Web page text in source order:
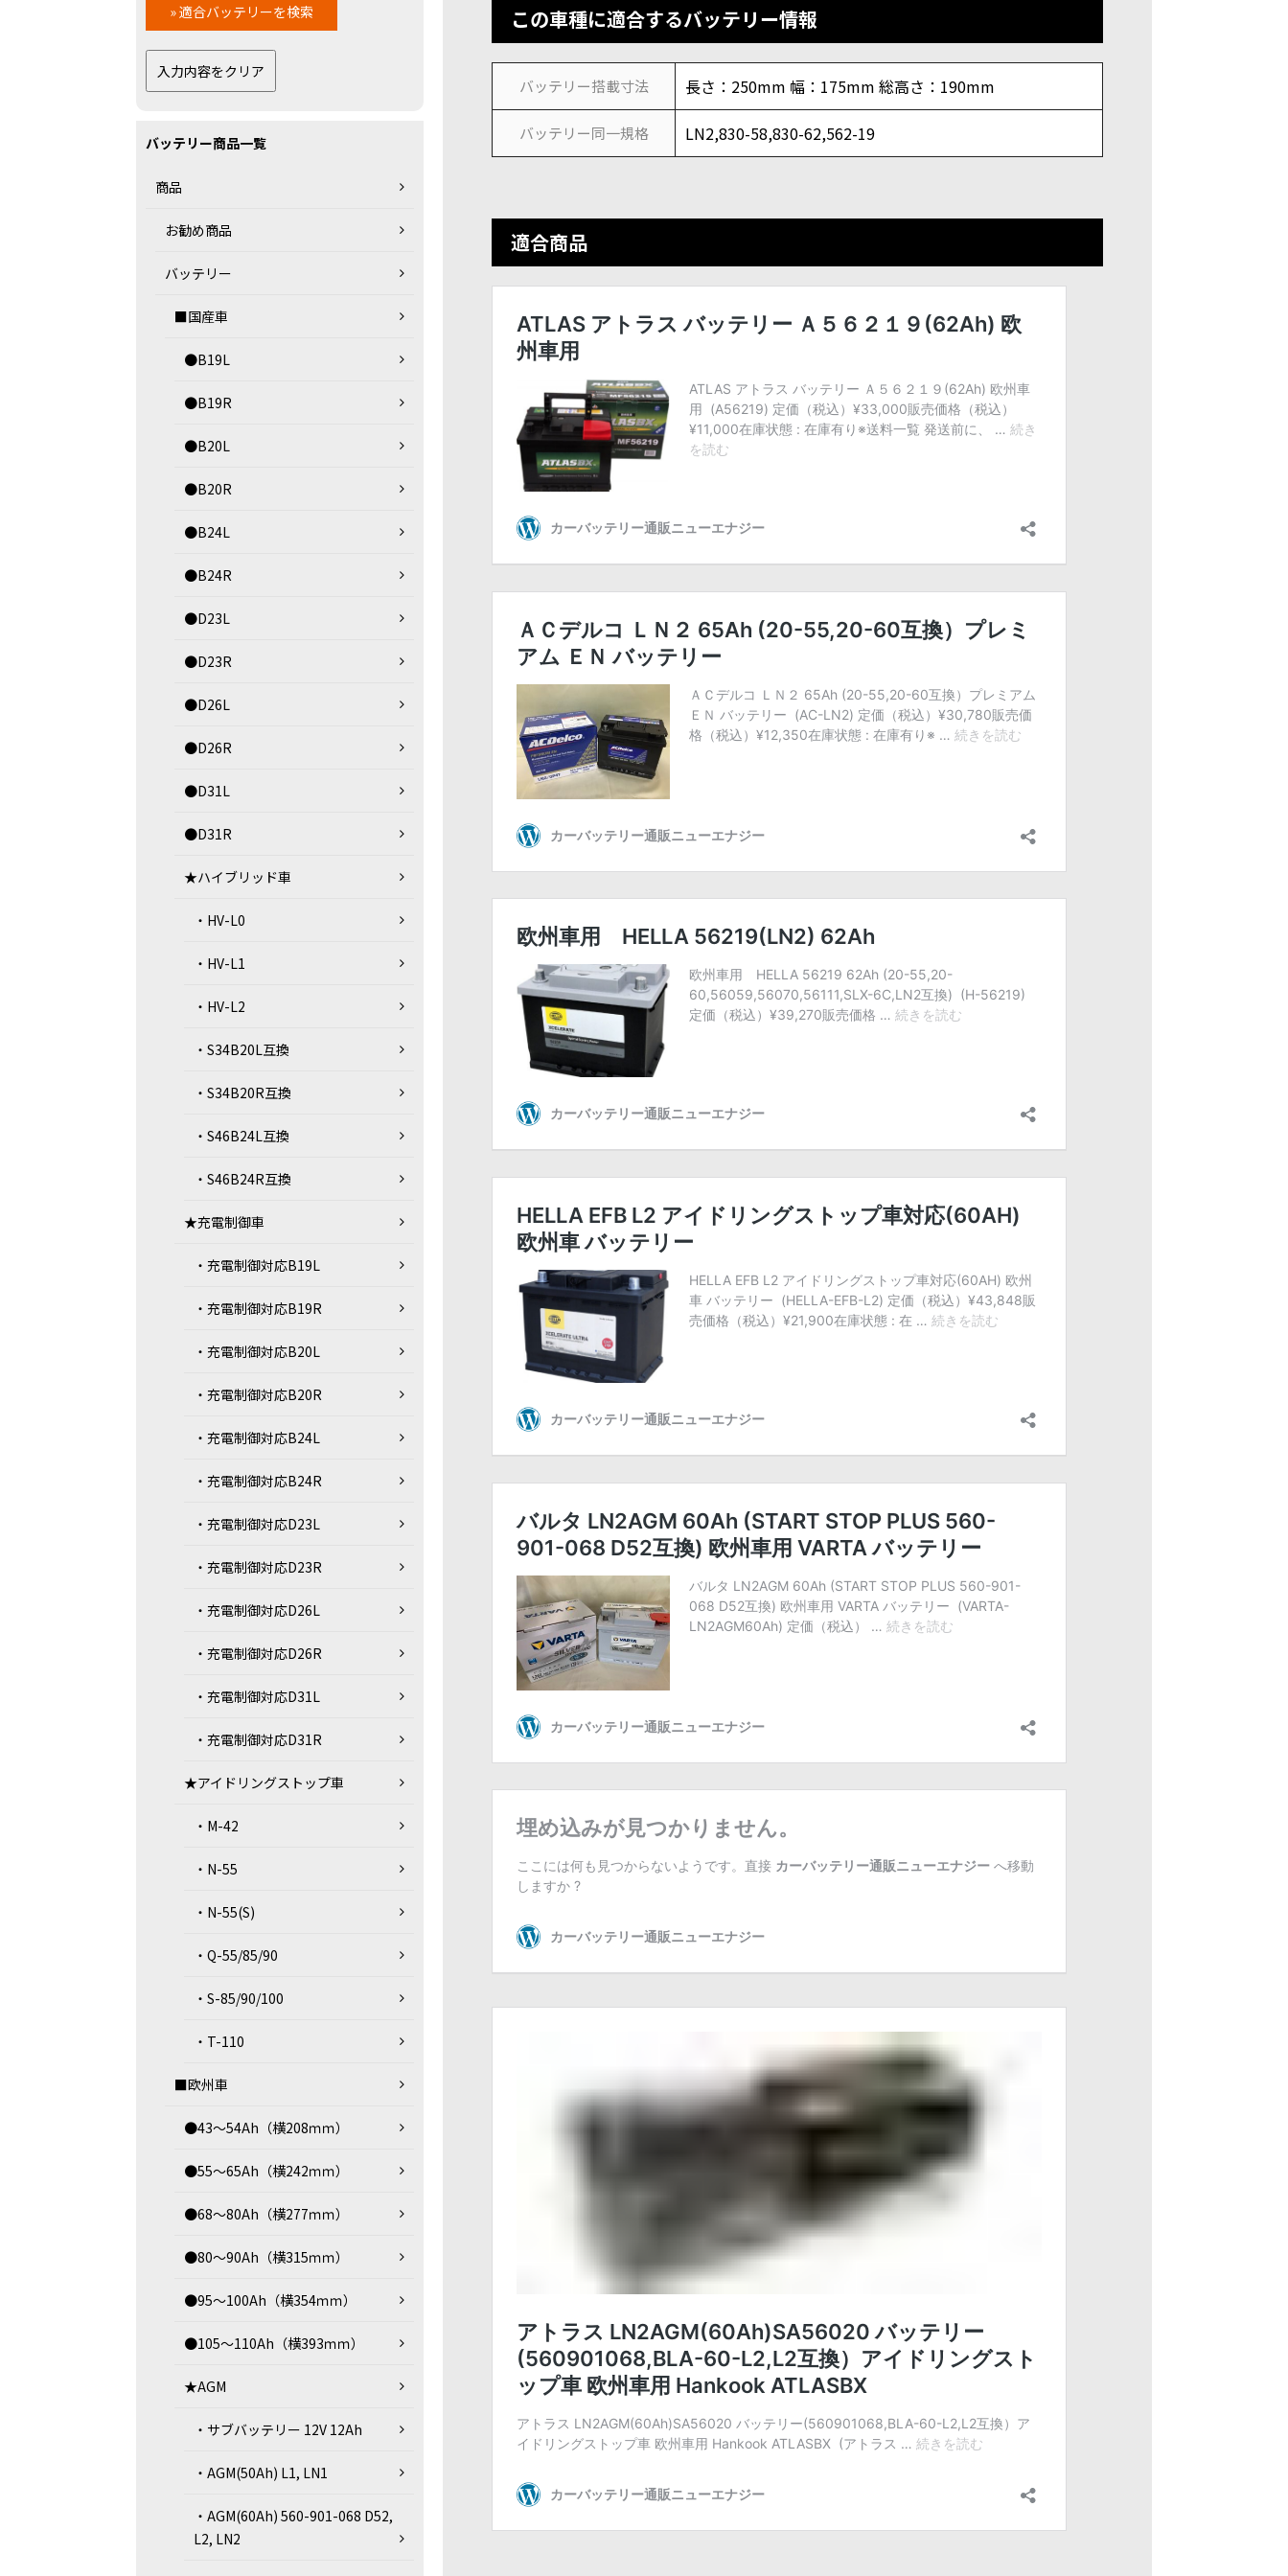
この車種に適合するバッテリー情報
バッテリー搭載寸法 長さ：250mm 幅：175mm 総高さ：190mm
バッテリー同一規格 LN2,830-58,830-62,562-19
適合商品
バッテリー商品一覧
商品
お勧め商品
バッテリー
■国産車
●B19L
●B19R
●B20L
●B20R
●B24L
●B24R
●D23L
●D23R
●D26L
●D26R
●D31L
●D31R
★ハイブリッド車
・HV-L0
・HV-L1
・HV-L2
・S34B20L互換
・S34B20R互換
・S46B24L互換
・S46B24R互換
★充電制御車
・充電制御対応B19L
・充電制御対応B19R
・充電制御対応B20L
・充電制御対応B20R
・充電制御対応B24L
・充電制御対応B24R
・充電制御対応D23L
・充電制御対応D23R
・充電制御対応D26L
・充電制御対応D26R
・充電制御対応D31L
・充電制御対応D31R
★アイドリングストップ車
・M-42
・N-55
・N-55(S)
・Q-55/85/90
・S-85/90/100
・T-110
■欧州車
●43～54Ah（横208ｍｍ）
●55～65Ah（横242ｍｍ）
●68～80Ah（横277ｍｍ）
●80～90Ah（横315ｍｍ）
●95～100Ah（横354ｍｍ）
●105～110Ah（横393ｍｍ）
★AGM
・サブバッテリー 12V 12Ah
・AGM(50Ah) L1, LN1
・AGM(60Ah) 560-901-068 D52,
L2, LN2